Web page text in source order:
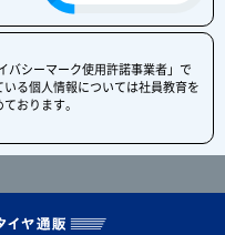
バシーマーク使用許諾事業者」で
る個人情報については社員教育を
おります。